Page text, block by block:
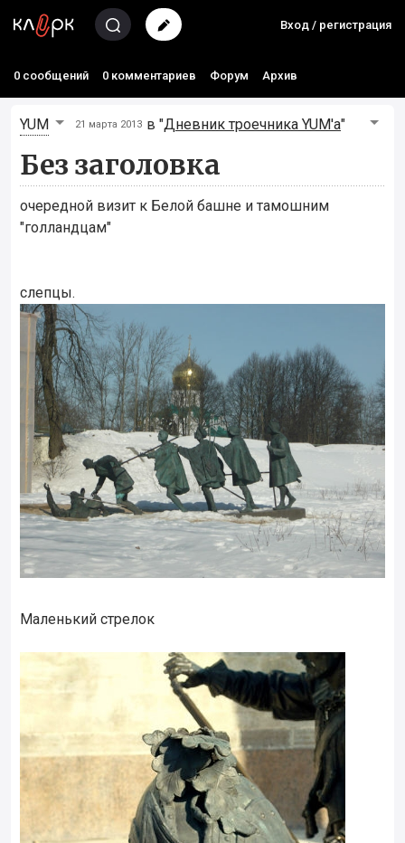
Вход / регистрация
0 сообщений 0 комментариев Форум Архив
YUM 21 марта 2013 в "Дневник троечника YUM'а"
Без заголовка
очередной визит к Белой башне и тамошним
"голландцам"
слепцы.
Маленький стрелок